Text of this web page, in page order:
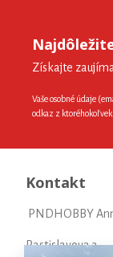
Získajte
Vaše osobné údaje
odkaz z
Kontakt
PNDHOBBY
Rastislavova 3